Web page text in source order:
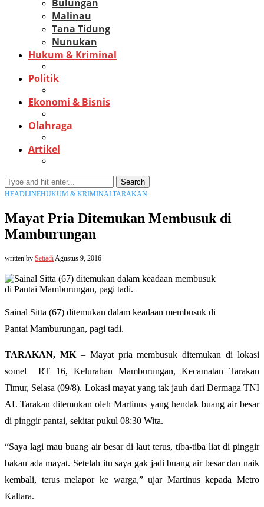
Bulungan
Malinau
Tana Tidung
Nunukan
Hukum & Kriminal
Politik
Ekonomi & Bisnis
Olahraga
Artikel
Search
HEADLINEHUKUM & KRIMINALTARAKAN
Mayat Pria Ditemukan Membusuk di
Mamburungan
written by SetiadiAgustus 9, 2016
Sainal Sitta (67) ditemukan dalam keadaan membusuk di
Pantai Mamburungan, pagi tadi.
TARAKAN, MK – Mayat pria membusuk ditemukan di lokasi
somel RT 16, Kelurahan Mamburungan, Kecamatan Tarakan
Timur, Selasa (09/8). Lokasi mayat yang tak jauh dari Dermaga TNI
AL Tarakan ditemukan oleh Martinus yang hendak buang air besar
di pinggir pantai, sekitar pukul 08:30 Wita.
“Saya lagi mau buang air besar di laut terus, tiba-tiba liat di pinggir
bakau ada mayat. Setelah itu saya gak jadi buang air besar dan naik
kembali, terus melapor ke warga,” ujar Martinus kepada Metro
Kaltara.